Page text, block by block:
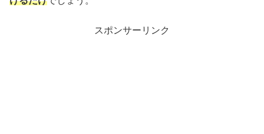
スポンサーリンク